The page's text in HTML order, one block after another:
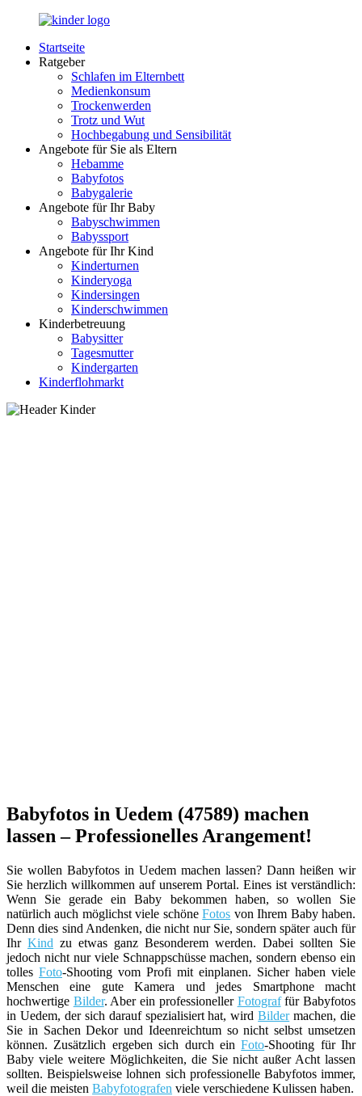
Zurück
Inhalt
LuckyKids.de
Das
Nachwuchs
Startseite
Ratgeber
Schlafen im Elternbett
Medienkonsum
Trockenwerden
Trotz und Wut
Hochbegabung und Sensibilität
Angebote für Sie als Eltern
Hebamme
Babyfotos
Babygalerie
Angebote für Ihr Baby
Babyschwimmen
Babyssport
Angebote für Ihr Kind
Kinderturnen
Kinderyoga
Kindersingen
Kinderschwimmen
Kinderbetreuung
Babysitter
Tagesmutter
Kindergarten
Kinderflohmarkt
Babyfotos in Uedem (47589) machen
lassen – Professionelles Arangement!
Sie wollen Babyfotos in Uedem machen lassen? Dann heißen wir
Sie herzlich willkommen auf unserem Portal. Eines ist verständlich:
Wenn Sie gerade ein Baby bekommen haben, so wollen Sie
natürlich auch möglichst viele schöneFotos von Ihrem Baby haben.
Denn dies sind Andenken, die nicht nur Sie, sondern später auch für
Ihr Kind zu etwas ganz Besonderem werden. Dabei sollten Sie
jedoch nicht nur viele Schnappschüsse machen, sondern ebenso ein
tolles Foto-Shooting vom Profi mit einplanen. Sicher haben viele
Menschen eine gute Kamera und jedes Smartphone macht
hochwertige Bilder. Aber ein professioneller Fotograffür Babyfotos
in Uedem, der sich darauf spezialisiert hat, wirdBildermachen, die
Sie in Sachen Dekor und Ideenreichtum so nicht selbst umsetzen
können. Zusätzlich ergeben sich durch einFoto-Shooting für Ihr
Baby viele weitere Möglichkeiten, die Sie nicht außer Acht lassen
sollten. Beispielsweise lohnen sich professionelle Babyfotos immer,
weil die meisten Babyfotografen viele verschiedene Kulissen haben.